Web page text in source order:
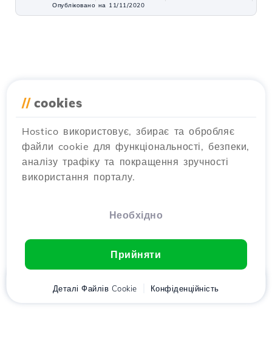
Опубліковано на 11/11/2020
// cookies
Hostico використовує, збирає та обробляє
файли cookie для функціональності, безпеки,
аналізу трафіку та покращення зручності
використання порталу.
Необхідно
Прийняти
Деталі Файлів Cookie Конфіденційність
Клієнт Кошик Chat